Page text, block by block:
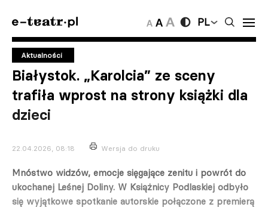
PL
Aktualności
Białystok. „Karolcia” ze sceny
trafiła wprost na strony książki dla
dzieci
22.04.2026, 08:18 Wersja do druku
Mnóstwo widzów, emocje sięgające zenitu i powrót do
ukochanej Leśnej Doliny. W Książnicy Podlaskiej odbyło
się wyjątkowe spotkanie autorskie połączone z premierą